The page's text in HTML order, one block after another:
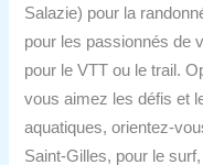
Salazie) pour la
pour les passionnés de
pour le VTT ou le trail.
vous aimez les défis et
aquatiques, orientez-
Saint-Gilles, pour le